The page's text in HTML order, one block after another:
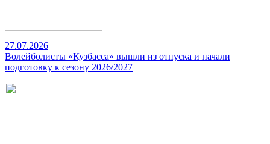
27.07.2026
Волейболисты «Кузбасса» вышли из отпуска и начали
подготовку к сезону 2026/2027